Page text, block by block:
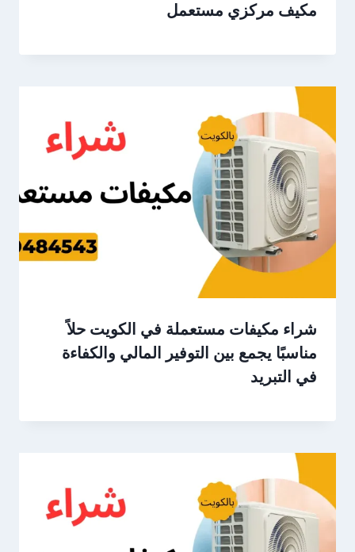
مكيف مركزي مستعمل
شراء مكيفات مستعملة في الكويت حلاً
مناسبًا يجمع بين التوفير المالي والكفاءة
في التبريد